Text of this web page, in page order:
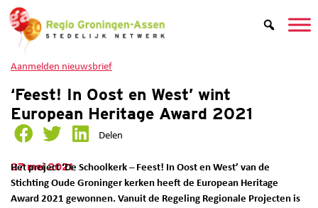
Aanmelden nieuwsbrief
‘Feest! In Oost en West’ wint
European Heritage Award 2021
Delen
27 mei 2021
Het project ‘De Schoolkerk – Feest! In Oost en West’ van de
Stichting Oude Groninger kerken heeft de European Heritage
Award 2021 gewonnen. Vanuit de Regeling Regionale Projecten is